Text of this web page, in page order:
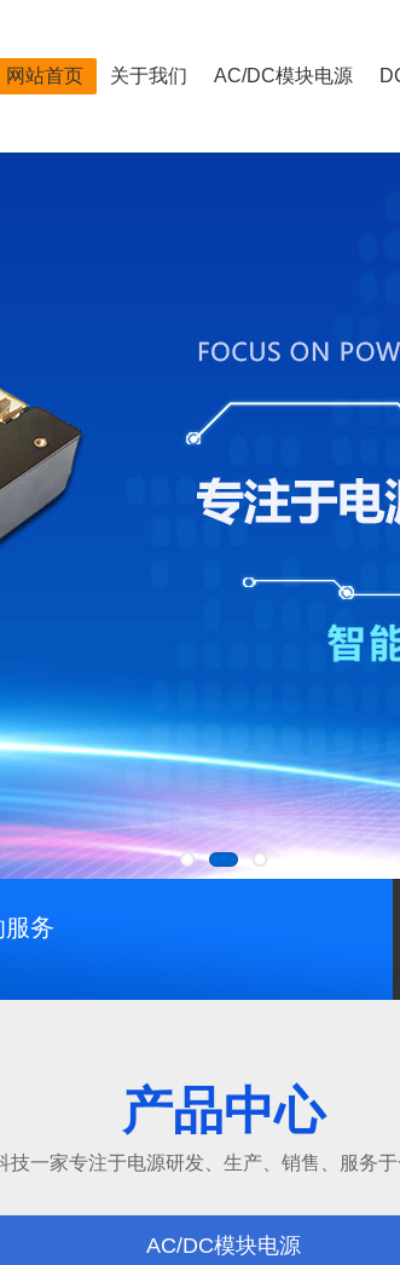
网站首页 关于我们 AC/DC模块电源
务
产品中心
技一家专注于电源研发、生产、销售、服务于
AC/DC模块电源